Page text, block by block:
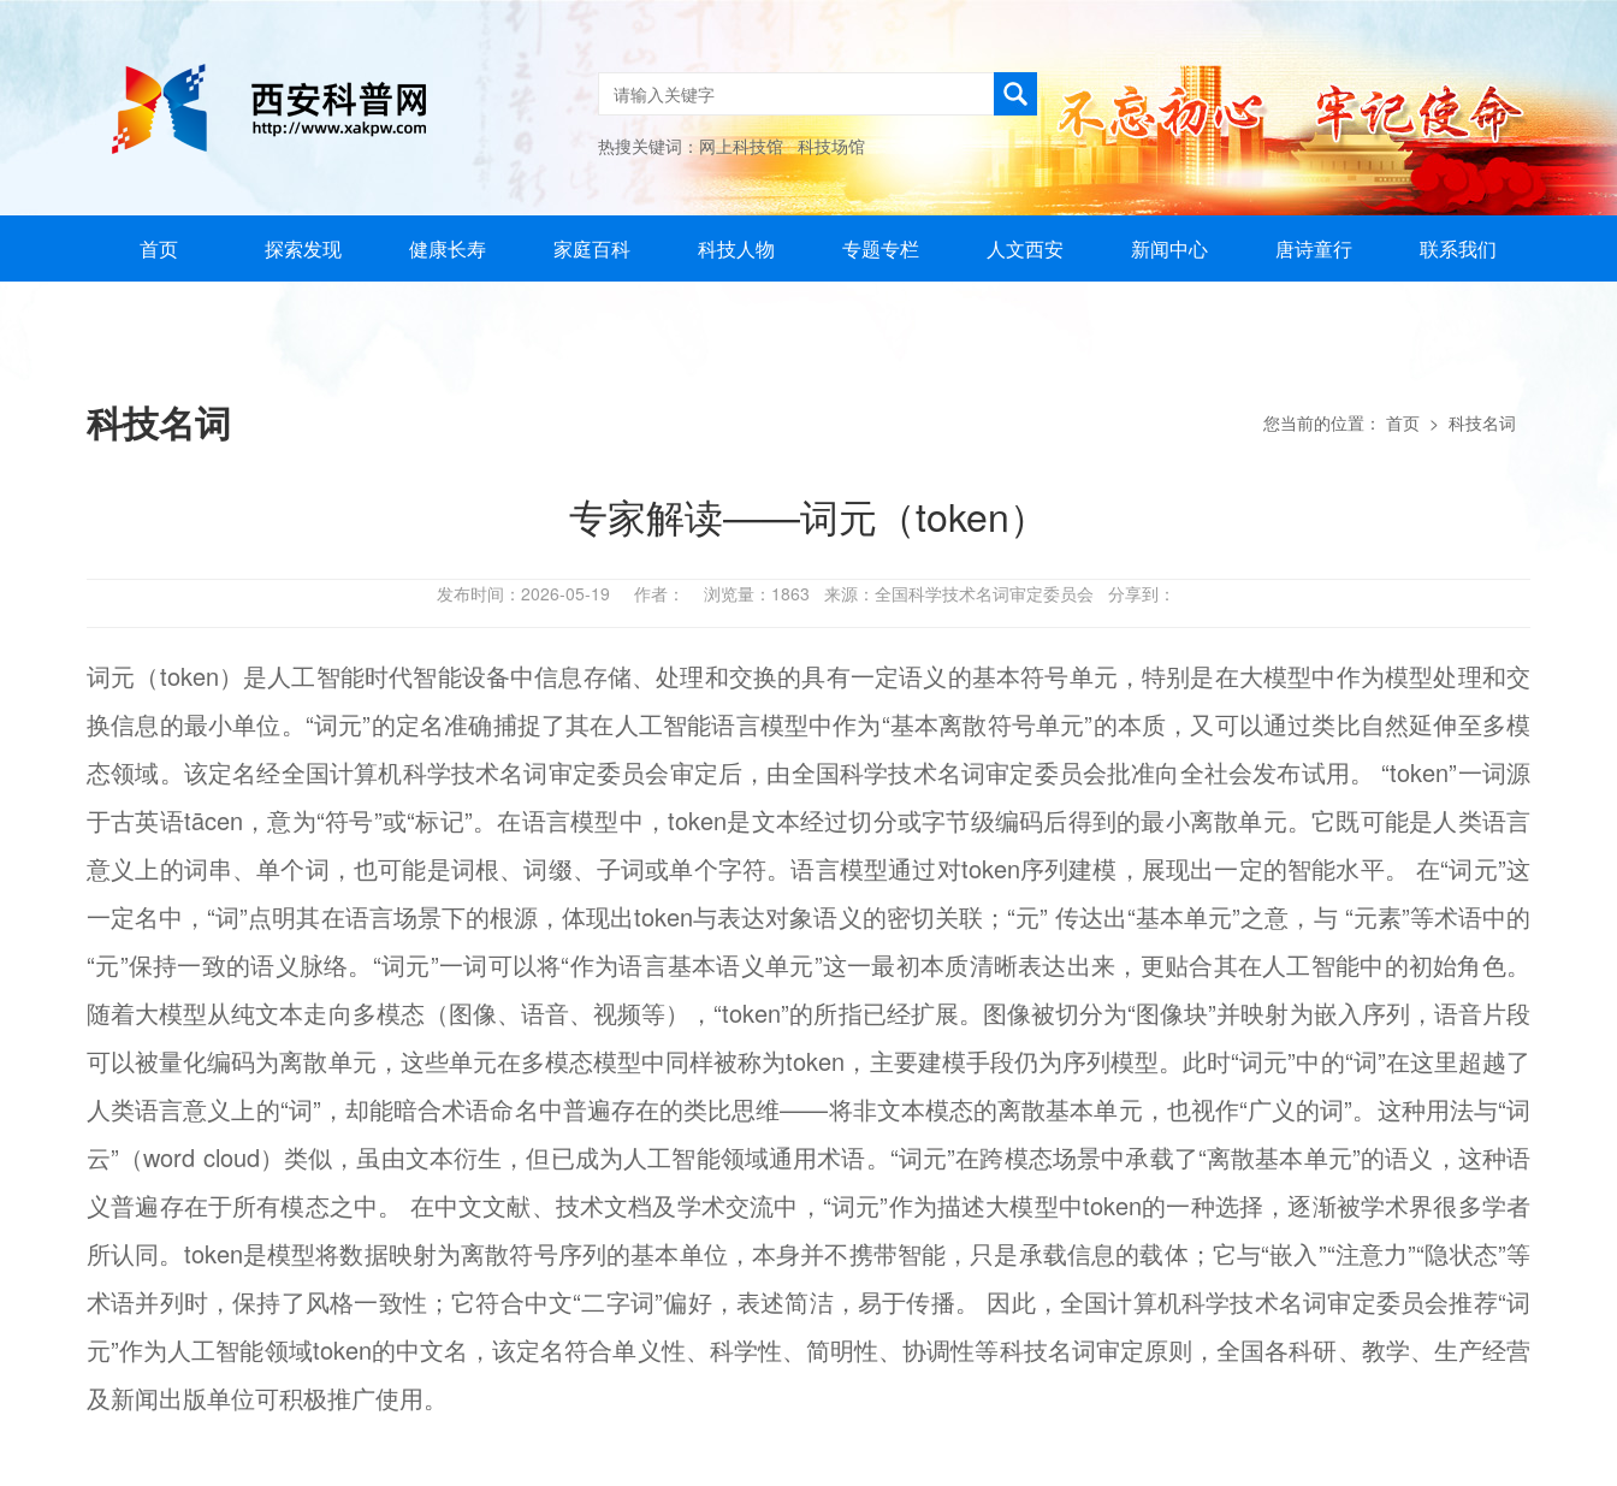
热搜关键词： 网上科技馆 科技场馆
首页 探索发现 健康长寿 家庭百科 科技人物 专题专栏 人文西安 新闻中心 唐诗童行 联系我们
科技名词 您当前的位置： 首页 > 科技名词
专家解读——词元（token）
发布时间：2026-05-19 作者： 浏览量：1863 来源：全国科学技术名词审定委员会 分享到：
词元（token）是人工智能时代智能设备中信息存储、处理和交换的具有一定语义的基本符号单元，特别是在大模型中作为模型处理和交
换信息的最小单位。“词元”的定名准确捕捉了其在人工智能语言模型中作为“基本离散符号单元”的本质，又可以通过类比自然延伸至多模
态领域。该定名经全国计算机科学技术名词审定委员会审定后，由全国科学技术名词审定委员会批准向全社会发布试用。 “token”一词源
于古英语tācen，意为“符号”或“标记”。在语言模型中，token是文本经过切分或字节级编码后得到的最小离散单元。它既可能是人类语言
意义上的词串、单个词，也可能是词根、词缀、子词或单个字符。语言模型通过对token序列建模，展现出一定的智能水平。 在“词元”这
一定名中，“词”点明其在语言场景下的根源，体现出token与表达对象语义的密切关联；“元” 传达出“基本单元”之意，与 “元素”等术语中的
“元”保持一致的语义脉络。“词元”一词可以将“作为语言基本语义单元”这一最初本质清晰表达出来，更贴合其在人工智能中的初始角色。
随着大模型从纯文本走向多模态（图像、语音、视频等），“token”的所指已经扩展。图像被切分为“图像块”并映射为嵌入序列，语音片段
可以被量化编码为离散单元，这些单元在多模态模型中同样被称为token，主要建模手段仍为序列模型。此时“词元”中的“词”在这里超越了
人类语言意义上的“词”，却能暗合术语命名中普遍存在的类比思维——将非文本模态的离散基本单元，也视作“广义的词”。这种用法与“词
云”（word cloud）类似，虽由文本衍生，但已成为人工智能领域通用术语。“词元”在跨模态场景中承载了“离散基本单元”的语义，这种语
义普遍存在于所有模态之中。 在中文文献、技术文档及学术交流中，“词元”作为描述大模型中token的一种选择，逐渐被学术界很多学者
所认同。token是模型将数据映射为离散符号序列的基本单位，本身并不携带智能，只是承载信息的载体；它与“嵌入”“注意力”“隐状态”等
术语并列时，保持了风格一致性；它符合中文“二字词”偏好，表述简洁，易于传播。 因此，全国计算机科学技术名词审定委员会推荐“词
元”作为人工智能领域token的中文名，该定名符合单义性、科学性、简明性、协调性等科技名词审定原则，全国各科研、教学、生产经营
及新闻出版单位可积极推广使用。